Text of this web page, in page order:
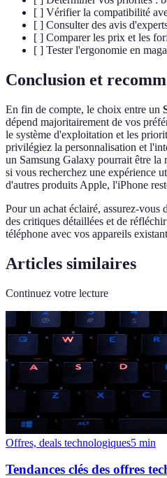
[ ] Vérifier la compatibilité
[ ] Consulter des avis
[ ] Comparer les prix et les
[ ] Tester l'ergonomie en
Conclusion et
En fin de compte, le choix entre un
dépend majoritairement de vos
le système d'exploitation et les
privilégiez la personnalisation et
un Samsung Galaxy pourrait être la
si vous recherchez une expérience
d'autres produits Apple, l'iPhone
Pour un achat éclairé, assurez-vous
des critiques détaillées et de
téléphone avec vos appareils
Articles similaires
Continuez votre lecture
Offres, deals technologiques5 min
Tendances clés des offres